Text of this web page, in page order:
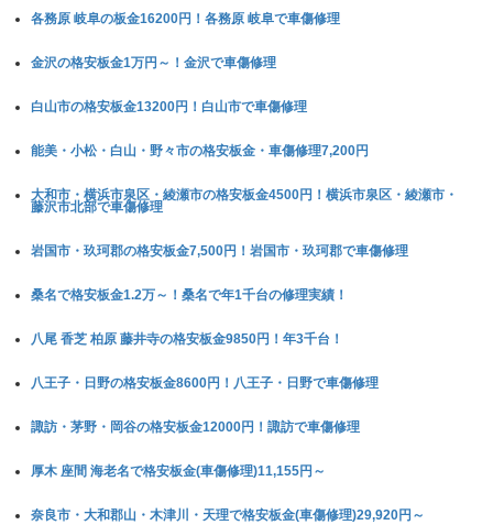
各務原 岐阜の板金16200円！各務原 岐阜で車傷修理
金沢の格安板金1万円～！金沢で車傷修理
白山市の格安板金13200円！白山市で車傷修理
能美・小松・白山・野々市の格安板金・車傷修理7,200円
大和市・横浜市泉区・綾瀬市の格安板金4500円！横浜市泉区・綾瀬市・
藤沢市北部で車傷修理
岩国市・玖珂郡の格安板金7,500円！岩国市・玖珂郡で車傷修理
桑名で格安板金1.2万～！桑名で年1千台の修理実績！
八尾 香芝 柏原 藤井寺の格安板金9850円！年3千台！
八王子・日野の格安板金8600円！八王子・日野で車傷修理
諏訪・茅野・岡谷の格安板金12000円！諏訪で車傷修理
厚木 座間 海老名で格安板金(車傷修理)11,155円～
奈良市・大和郡山・木津川・天理で格安板金(車傷修理)29,920円～